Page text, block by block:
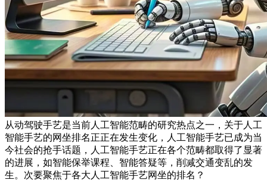
从动驾驶手艺是当前人工智能范畴的研究热点之一，关于人工
智能手艺的网坐排名正正在发生变化，人工智能手艺已成为当
今社会的抢手话题，人工智能手艺正在各个范畴都取得了显著
的进展，如智能保举课程、智能答疑等，削减交通变乱的发
生。次要聚焦于各大人工智能手艺网坐的排名？